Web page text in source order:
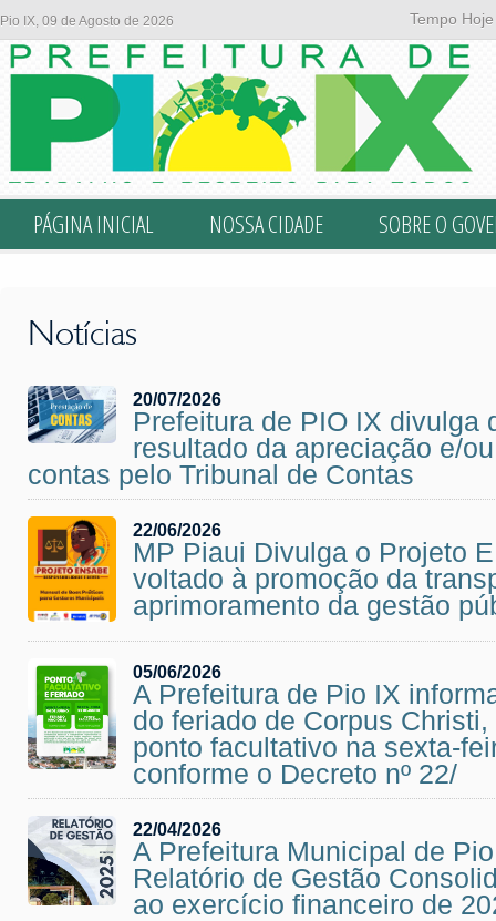
Pio IX, 09 de Agosto de 2026 Tempo
PÁGINA INICIAL NOSSA CIDADE SOBRE O
Notícias
20/07/2026
Prefeitura de PIO IX divulga
resultado da apreciação e/
contas pelo Tribunal de Contas
22/06/2026
MP Piaui Divulga o Projeto
voltado à promoção da
aprimoramento da gestão
05/06/2026
A Prefeitura de Pio IX
do feriado de Corpus
ponto facultativo na sexta-
conforme o Decreto nº 22/
22/04/2026
A Prefeitura Municipal de
Relatório de Gestão
ao exercício financeiro de